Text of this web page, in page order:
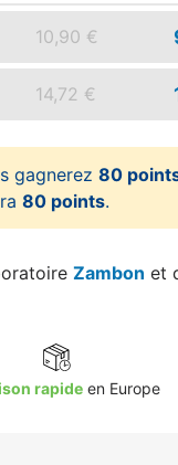
10,90 €
14,72 €
gagnerez 80
80 points.
Zambon et
rapideen Europe